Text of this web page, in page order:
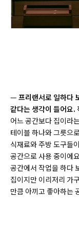
— 프리랜서로 일하다
같다는 생각이 들어요.
어느 공간보다 집이라
테이블 하나와 그릇으
식재료와 주방 도구들
공간으로 사용 중이에
공간에서 작업을 하다
집이지만 이리저리 가
만큼 아끼고 좋아하는